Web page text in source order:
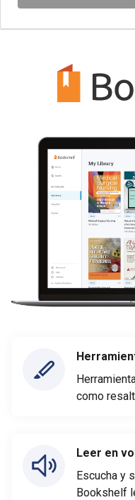
como
Leer en
Escucha y
Bookshelf